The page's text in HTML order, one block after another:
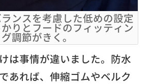
ンスを考慮した低めの設定
りとフードのフィッティン
グ調節がきく。
は事情が違いました。防水
あれば、伸縮ゴムやベルク